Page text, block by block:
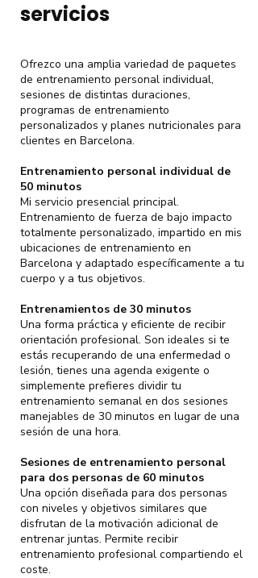
servicios
Ofrezco una amplia variedad de paquetes
de entrenamiento personal individual,
sesiones de distintas duraciones,
programas de entrenamiento
personalizados y planes nutricionales para
clientes en Barcelona.
Entrenamiento personal individual de
50 minutos
Mi servicio presencial principal.
Entrenamiento de fuerza de bajo impacto
totalmente personalizado, impartido en mis
ubicaciones de entrenamiento en
Barcelona y adaptado específicamente a tu
cuerpo y a tus objetivos.
Entrenamientos de 30 minutos
Una forma práctica y eficiente de recibir
orientación profesional. Son ideales si te
estás recuperando de una enfermedad o
lesión, tienes una agenda exigente o
simplemente prefieres dividir tu
entrenamiento semanal en dos sesiones
manejables de 30 minutos en lugar de una
sesión de una hora.
Sesiones de entrenamiento personal
para dos personas de 60 minutos
Una opción diseñada para dos personas
con niveles y objetivos similares que
disfrutan de la motivación adicional de
entrenar juntas. Permite recibir
entrenamiento profesional compartiendo el
coste.